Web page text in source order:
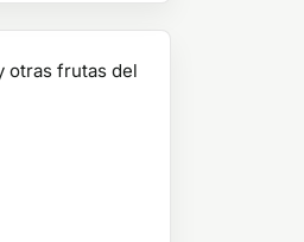
otras frutas del